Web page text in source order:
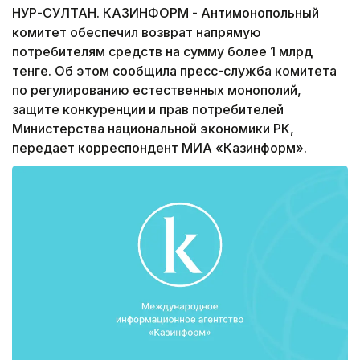
НУР-СУЛТАН. КАЗИНФОРМ - Антимонопольный
комитет обеспечил возврат напрямую
потребителям средств на сумму более 1 млрд
тенге. Об этом сообщила пресс-служба комитета
по регулированию естественных монополий,
защите конкуренции и прав потребителей
Министерства национальной экономики РК,
передает корреспондент МИА «Казинформ».